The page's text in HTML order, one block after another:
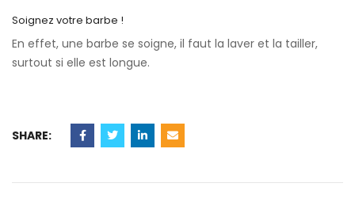
Soignez votre barbe !
En effet, une barbe se soigne, il faut la laver et la tailler,
surtout si elle est longue.
SHARE: